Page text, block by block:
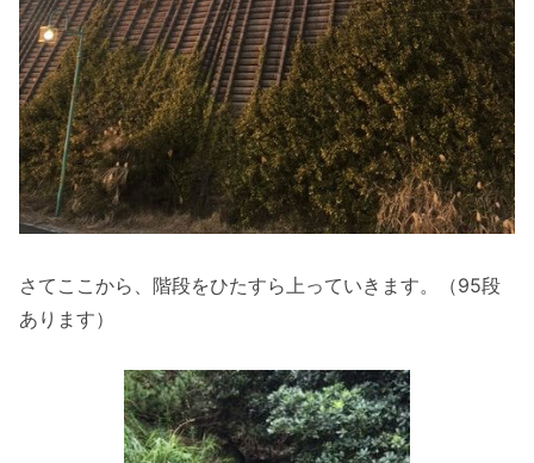
さてここから、階段をひたすら上っていきます。（95段
あります）